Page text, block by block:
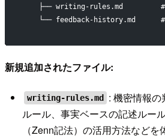
├── writing-rules.md         #
└── feedback-history.md      #
新規追加されたファイル:
writing-rules.md
: 機密情報
ルール、事実ベースの記述ルー
（Zenn記法）の活用方法など